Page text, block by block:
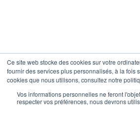
Ce site web stocke des cookies sur votre
fournir des services plus personnalisés, à la fois
cookies que nous utilisons, consultez notre
Vos informations personnelles ne feront
respecter vos préférences, nous devrons